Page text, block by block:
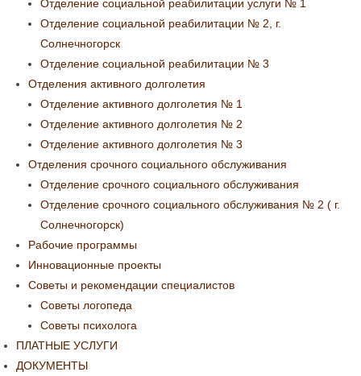
Отделение социальной реабилитации услуги № 1
Отделение социальной реабилитации № 2, г.
Солнечногорск
Отделение социальной реабилитации № 3
Отделения активного долголетия
Отделение активного долголетия № 1
Отделение активного долголетия № 2
Отделение активного долголетия № 3
Отделения срочного социального обслуживания
Отделение срочного социального обслуживания
Отделение срочного социального обслуживания № 2 ( г.
Солнечногорск)
Рабочие программы
Инновационные проекты
Советы и рекомендации специалистов
Советы логопеда
Советы психолога
ПЛАТНЫЕ УСЛУГИ
ДОКУМЕНТЫ